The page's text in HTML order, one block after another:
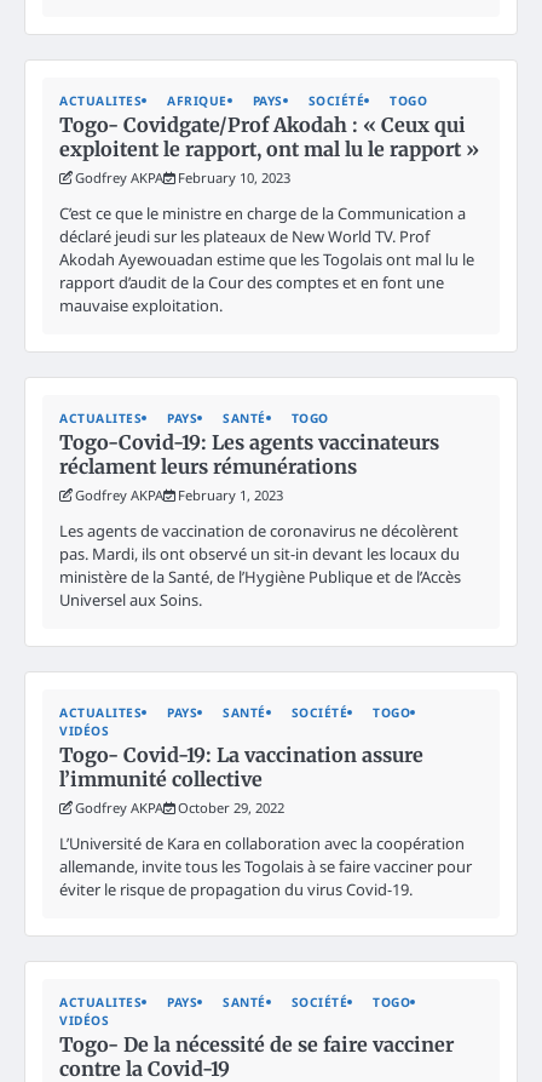
ACTUALITES AFRIQUE PAYS SOCIÉTÉ TOGO
Togo- Covidgate/Prof Akodah : « Ceux qui
exploitent le rapport, ont mal lu le rapport »
Godfrey AKPA February 10, 2023
C’est ce que le ministre en charge de la Communication a
déclaré jeudi sur les plateaux de New World TV. Prof
Akodah Ayewouadan estime que les Togolais ont mal lu le
rapport d’audit de la Cour des comptes et en font une
mauvaise exploitation.
ACTUALITES PAYS SANTÉ TOGO
Togo-Covid-19: Les agents vaccinateurs
réclament leurs rémunérations
Godfrey AKPA February 1, 2023
Les agents de vaccination de coronavirus ne décolèrent
pas. Mardi, ils ont observé un sit-in devant les locaux du
ministère de la Santé, de l’Hygiène Publique et de l’Accès
Universel aux Soins.
ACTUALITES PAYS SANTÉ SOCIÉTÉ
TOGO
VIDÉOS
Togo- Covid-19: La vaccination assure
l’immunité collective
Godfrey AKPA October 29, 2022
L’Université de Kara en collaboration avec la coopération
allemande, invite tous les Togolais à se faire vacciner pour
éviter le risque de propagation du virus Covid-19.
ACTUALITES PAYS SANTÉ SOCIÉTÉ
TOGO
VIDÉOS
Togo- De la nécessité de se faire vacciner
contre la Covid-19